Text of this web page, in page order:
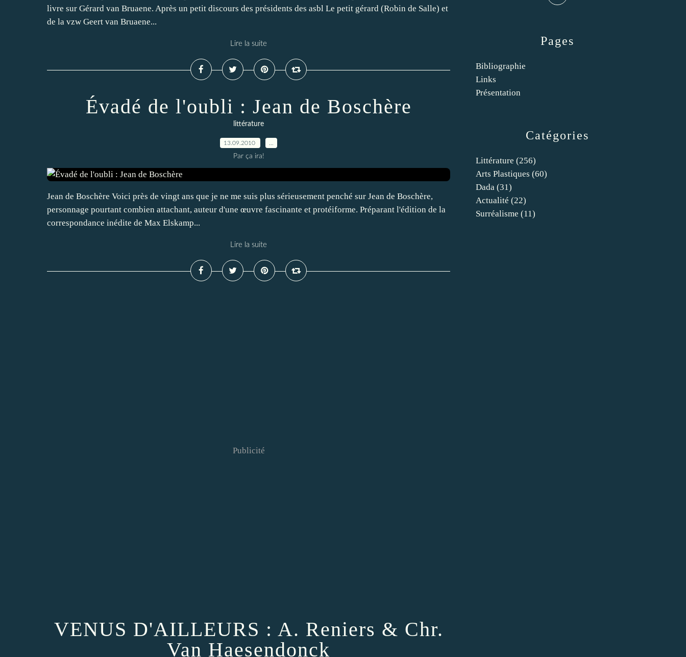
livre sur Gérard van Bruaene. Après un petit discours des présidents des asbl Le petit gérard (Robin de Salle) et
de la vzw Geert van Bruaene...
Lire la suite
Évadé de l'oubli : Jean de Boschère
littérature
13.09.2010
Par ça ira!
Jean de Boschère Voici près de vingt ans que je ne me suis plus sérieusement penché sur Jean de Boschère,
personnage pourtant combien attachant, auteur d'une œuvre fascinante et protéiforme. Préparant l'édition de la
correspondance inédite de Max Elskamp...
Lire la suite
Publicité
VENUS D'AILLEURS : A. Reniers & Chr.
Van Haesendonck
Catégories
Littérature (256)
Arts Plastiques (60)
Dada (31)
Actualité (22)
Surréalisme (11)
Pages
Bibliographie
Links
Présentation